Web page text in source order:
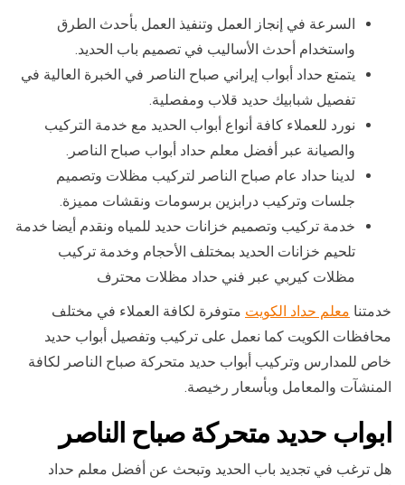
السرعة في إنجاز العمل وتنفيذ العمل بأحدث الطرق
واستخدام أحدث الأساليب في تصميم باب الحديد.
يتمتع حداد أبواب إيراني صباح الناصر في الخبرة العالية في
تفصيل شبابيك حديد قلاب ومفصلية.
نورد للعملاء كافة أنواع أبواب الحديد مع خدمة التركيب
والصيانة عبر أفضل معلم حداد أبواب صباح الناصر.
لدينا حداد عام صباح الناصر لتركيب مظلات وتصميم
جلسات وتركيب درابزين برسومات ونقشات مميزة.
خدمة تركيب وتصميم خزانات حديد للمياه ونقدم أيضا خدمة
تلحيم خزانات الحديد بمختلف الأحجام وخدمة تركيب
مظلات كيربي عبر فني حداد مظلات محترف
خدمتنا معلم حداد الكويت متوفرة لكافة العملاء في مختلف
محافظات الكويت كما نعمل على تركيب وتفصيل أبواب حديد
خاص للمدارس وتركيب أبواب حديد متحركة صباح الناصر لكافة
المنشآت والمعامل وبأسعار رخيصة.
ابواب حديد متحركة صباح الناصر
هل ترغب في تجديد باب الحديد وتبحث عن أفضل معلم حداد